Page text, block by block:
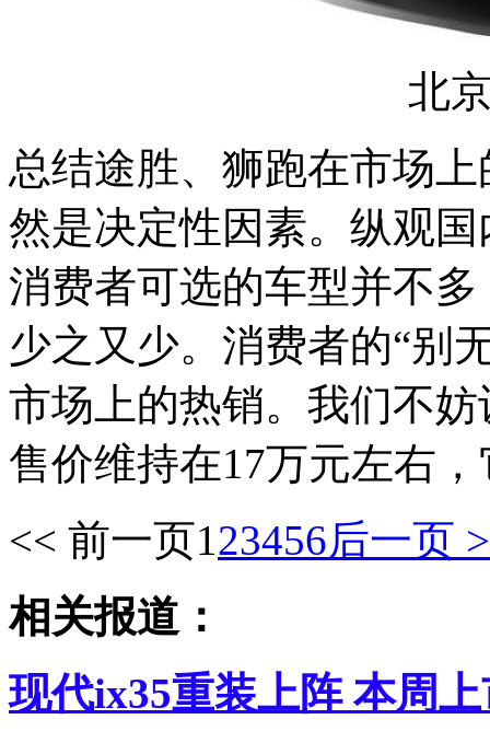
北
总结途胜、狮跑在市场
然是决定性因素。纵观
消费者可选的车型并不
少之又少。消费者的“别
市场上的热销。我们不
售价维持在17万元左右
<< 前一页123456后一页
相关报道：
现代ix35重装上阵 本周